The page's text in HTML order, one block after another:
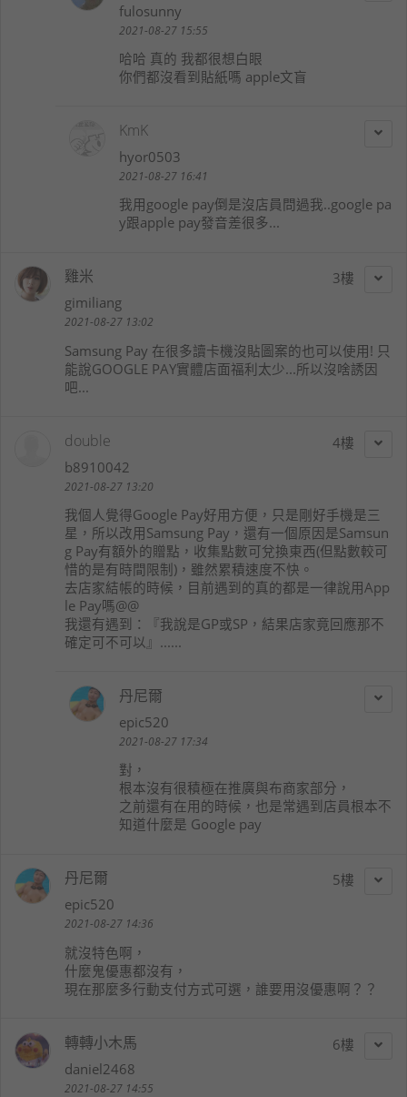
fulosunny
2021-08-27 15:55
哈哈 真的 我都很想白眼
你們都沒看到貼紙嗎 apple文盲
KmK
hyor0503
2021-08-27 16:41
我用google pay倒是沒店員問過我..google pa
y跟apple pay發音差很多...
3
雞米
gimiliang
2021-08-27 13:02
Samsung Pay 在很多讀卡機沒貼圖案的也可以使用! 只
能說GOOGLE PAY實體店面福利太少...所以沒啥誘因
吧...
4
double
b8910042
2021-08-27 13:20
我個人覺得Google Pay好用方便，只是剛好手機是三
星，所以改用Samsung Pay，還有一個原因是Samsun
g Pay有額外的贈點，收集點數可兌換東西(但點數較可
惜的是有時間限制)，雖然累積速度不快。
去店家結帳的時候，目前遇到的真的都是一律說用App
le Pay嗎@@
我還有遇到：『我說是GP或SP，結果店家竟回應那不
確定可不可以』......
丹尼爾
epic520
2021-08-27 17:34
對，
根本沒有很積極在推廣與布商家部分，
之前還有在用的時候，也是常遇到店員根本不
知道什麼是 Google pay
5
丹尼爾
epic520
2021-08-27 14:36
就沒特色啊，
什麼鬼優惠都沒有，
現在那麼多行動支付方式可選，誰要用沒優惠啊？？
6
轉轉小木馬
daniel2468
2021-08-27 14:55